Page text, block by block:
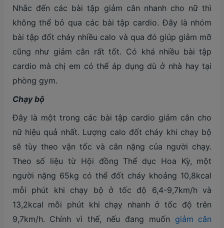
Nhắc đến các bài tập giảm cân nhanh cho nữ thì
không thể bỏ qua các bài tập cardio. Đây là nhóm
bài tập đốt cháy nhiều calo và qua đó giúp giảm mỡ
cũng như giảm cân rất tốt. Có khá nhiều bài tập
cardio mà chị em có thể áp dụng dù ở nhà hay tại
phòng gym.
Chạy bộ
Đây là một trong các bài tập cardio giảm cân cho
nữ hiệu quả nhất. Lượng calo đốt cháy khi chạy bộ
sẽ tùy theo vận tốc và cân nặng của người chạy.
Theo số liệu từ Hội đồng Thể dục Hoa Kỳ, một
người nặng 65kg có thể đốt cháy khoảng 10,8kcal
mỗi phút khi chạy bộ ở tốc độ 6,4-9,7km/h và
13,2kcal mỗi phút khi chạy nhanh ở tốc độ trên
9,7km/h. Chính vì thế, nếu đang muốn giảm cân